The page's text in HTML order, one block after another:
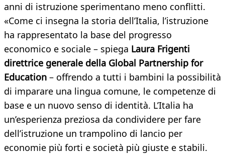
anni di istruzione sperimentano meno conflitti.
«Come ci insegna la storia dell’Italia, l’istruzione
ha rappresentato la base del progresso
economico e sociale – spiega Laura Frigenti
direttrice generale della Global Partnership for
Education – offrendo a tutti i bambini la possibilità
di imparare una lingua comune, le competenze di
base e un nuovo senso di identità. L’Italia ha
un’esperienza preziosa da condividere per fare
dell’istruzione un trampolino di lancio per
economie più forti e società più giuste e stabili.